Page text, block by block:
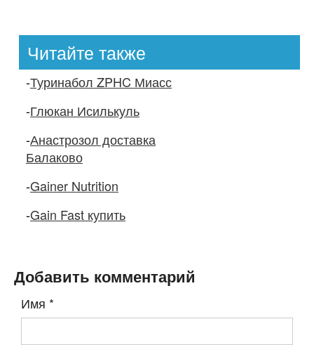
Читайте также
-Туринабол ZPHC Миасс
-Глюкан Исилькуль
-Анастрозол доставка
Балаково
-Gainer Nutrition
-Gain Fast купить
Добавить комментарий
Имя *